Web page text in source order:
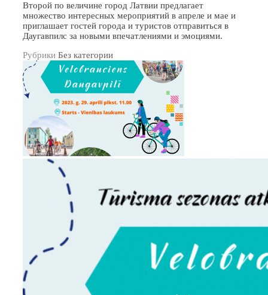
Второй по величине город Латвии предлагает
множество интересных мероприятий в апреле и мае и
приглашает гостей города и туристов отправиться в
Даугавпилс за новыми впечатлениями и эмоциями.
Рубрики Без категории